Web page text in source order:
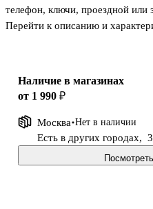
телефон, ключи, проездной или
не потеряется в общем объёме.
поддерживает спину в течение
и универсально, поэтому легко
Перейти к описанию и
Наличие в магазинах
от 1 990 ₽
Москва Нет в наличии
Есть в других городах,